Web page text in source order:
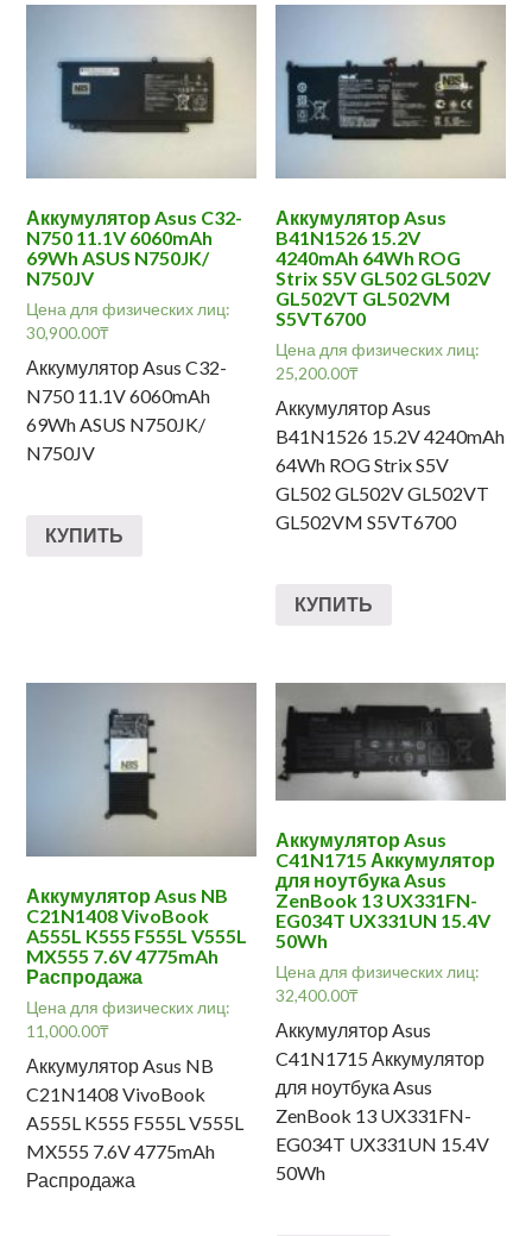
Аккумулятор Asus C32-
N750 11.1V 6060mAh
69Wh ASUS N750JK/
N750JV
Цена для физических лиц:
30,900.00₸
Аккумулятор Asus C32-
N750 11.1V 6060mAh
69Wh ASUS N750JK/
N750JV
КУПИТЬ
Аккумулятор Asus
B41N1526 15.2V
4240mAh 64Wh ROG
Strix S5V GL502 GL502V
GL502VT GL502VM
S5VT6700
Цена для физических лиц:
25,200.00₸
Аккумулятор Asus
B41N1526 15.2V 4240mAh
64Wh ROG Strix S5V
GL502 GL502V GL502VT
GL502VM S5VT6700
КУПИТЬ
Аккумулятор Asus NB
C21N1408 VivoBook
A555L K555 F555L V555L
MX555 7.6V 4775mAh
Распродажа
Цена для физических лиц:
11,000.00₸
Аккумулятор Asus NB
C21N1408 VivoBook
A555L K555 F555L V555L
MX555 7.6V 4775mAh
Распродажа
Аккумулятор Asus
C41N1715 Аккумулятор
для ноутбука Asus
ZenBook 13 UX331FN-
EG034T UX331UN 15.4V
50Wh
Цена для физических лиц:
32,400.00₸
Аккумулятор Asus
C41N1715 Аккумулятор
для ноутбука Asus
ZenBook 13 UX331FN-
EG034T UX331UN 15.4V
50Wh